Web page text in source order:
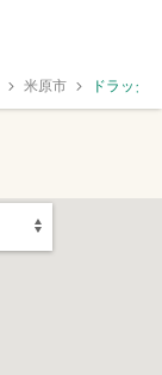
米原市 ドラッグ